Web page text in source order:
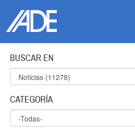
BUSCAR EN
CATEGORÍA